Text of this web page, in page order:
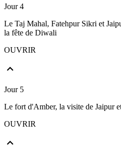
Jour 4
Le Taj Mahal, Fatehpur Sikri et
la fête de Diwali
OUVRIR
Jour 5
Le fort d'Amber, la visite de Jaipur
OUVRIR